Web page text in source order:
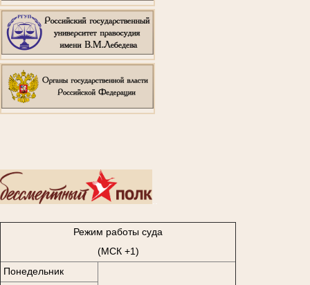
Режим работы суда
(МСК +1)
Понедельник